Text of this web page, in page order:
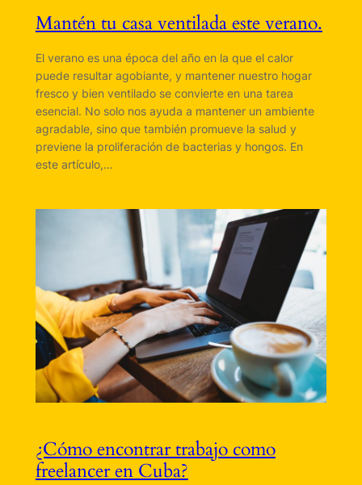
Mantén tu casa ventilada este verano.
El verano es una época del año en la que el calor
puede resultar agobiante, y mantener nuestro hogar
fresco y bien ventilado se convierte en una tarea
esencial. No solo nos ayuda a mantener un ambiente
agradable, sino que también promueve la salud y
previene la proliferación de bacterias y hongos. En
este artículo,…
¿Cómo encontrar trabajo como
freelancer en Cuba?